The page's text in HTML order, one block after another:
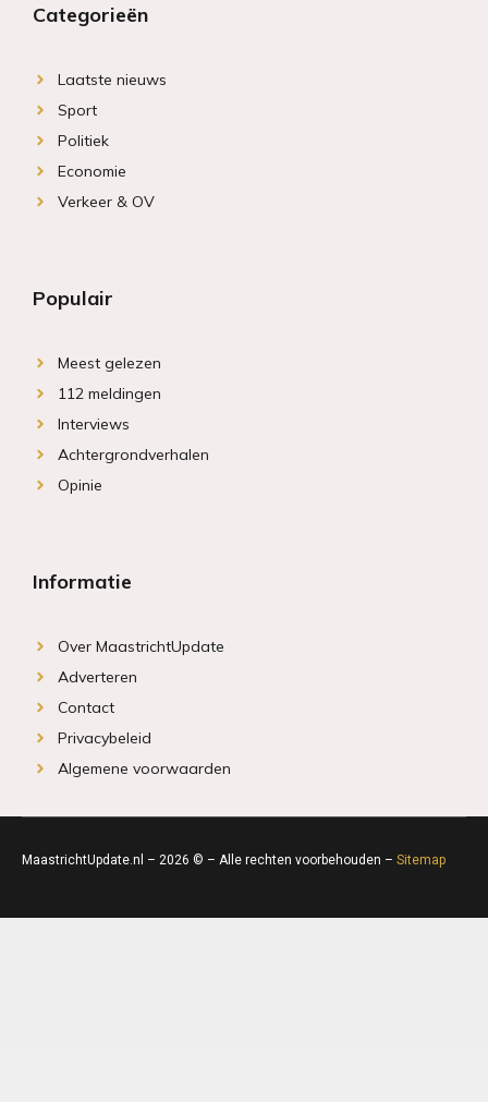
Categorieën
Laatste nieuws
Sport
Politiek
Economie
Verkeer & OV
Populair
Meest gelezen
112 meldingen
Interviews
Achtergrondverhalen
Opinie
Informatie
Over MaastrichtUpdate
Adverteren
Contact
Privacybeleid
Algemene voorwaarden
MaastrichtUpdate.nl – 2026 © – Alle rechten voorbehouden – Sitemap